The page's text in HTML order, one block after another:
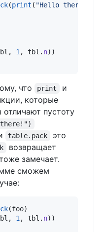
(print ( "Hello there!
, 1 , tbl . n
что print и
которые
отличают пустоту
table.pack
это
возвращает
замечает.
сможем
(foo
, 1 , tbl . n